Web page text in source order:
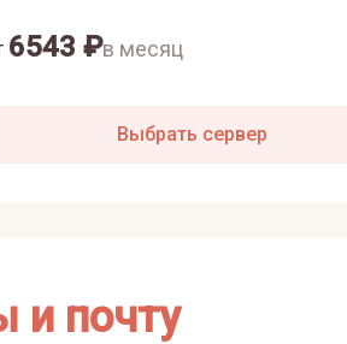
6543 ₽в месяц
Выбрать сервер
и почту